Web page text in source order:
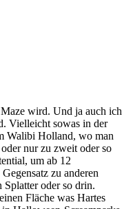
wird. Und ja auch ich
Vielleicht sowas in der
Walibi Holland, wo man
nur zu zweit oder so
um ab 12
zu anderen
oder so drin.
Fläche was Hartes